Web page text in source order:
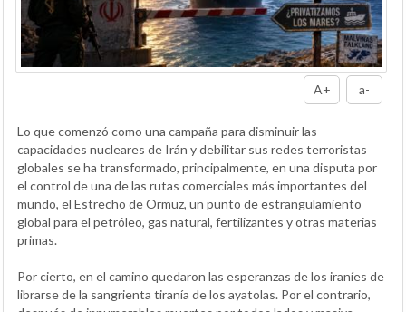
A+ a-
Lo que comenzó como una campaña para disminuir las
capacidades nucleares de Irán y debilitar sus redes terroristas
globales se ha transformado, principalmente, en una disputa por
el control de una de las rutas comerciales más importantes del
mundo, el Estrecho de Ormuz, un punto de estrangulamiento
global para el petróleo, gas natural, fertilizantes y otras materias
primas.
Por cierto, en el camino quedaron las esperanzas de los iraníes de
librarse de la sangrienta tiranía de los ayatolas. Por el contrario,